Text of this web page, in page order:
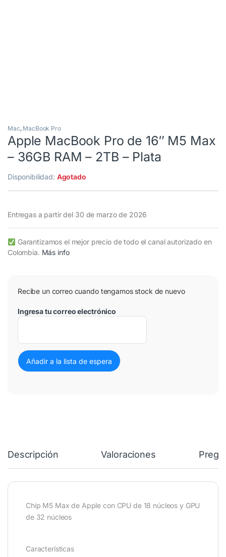
Mac, MacBook Pro
Apple MacBook Pro de 16″ M5 Max
– 36GB RAM – 2TB – Plata
Disponibilidad: Agotado
Entregas a partir del 30 de marzo de 2026
Garantizamos el mejor precio de todo el canal autorizado en
Colombia. Más info
Recibe un correo cuando tengamos stock de nuevo
Ingresa tu correo electrónico
Descripción Valoraciones
Chip M5 Max de Apple con CPU de 18 núcleos y GPU
de 32 núcleos
Características